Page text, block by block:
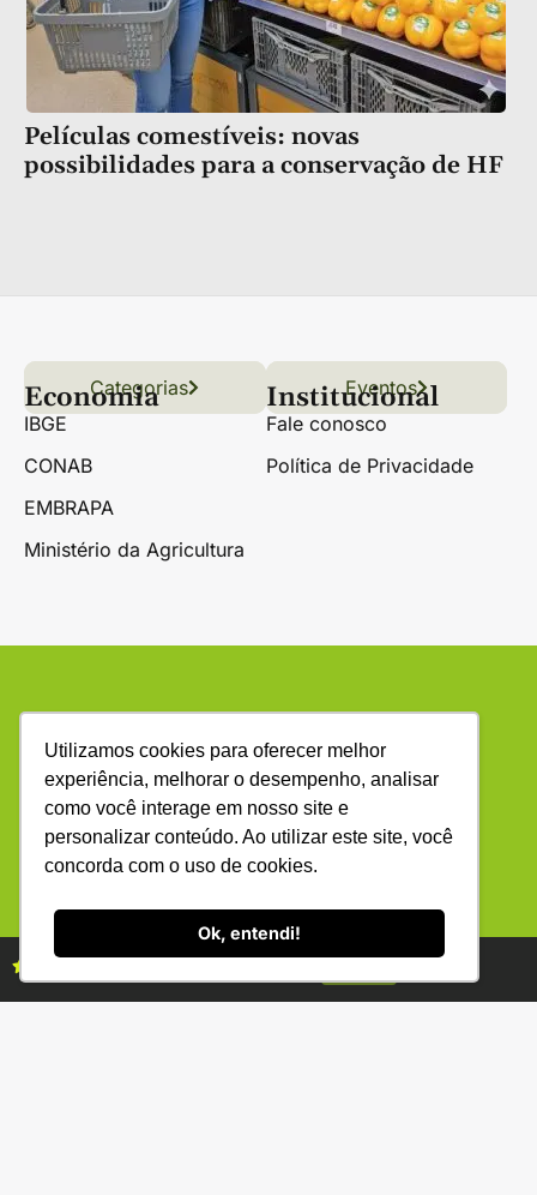
Utilizamos cookies para oferecer melhor
experiência, melhorar o desempenho, analisar
como você interage em nosso site e
personalizar conteúdo. Ao utilizar este site, você
concorda com o uso de cookies.
Ok, entendi!
Películas comestíveis: novas
possibilidades para a conservação de HF
Links úteis
Conteúdo Grãos
Florestas Hortifrúti
Categorias Eventos
Economia
IBGE
CONAB
EMBRAPA
Ministério da Agricultura
Institucional
Fale conosco
Política de Privacidade
(34) 3231-2800
R. Bernardino Fonseca, 88 - Gen. Osório -
Uberlândia - MG 38400-220
ANUNCIE